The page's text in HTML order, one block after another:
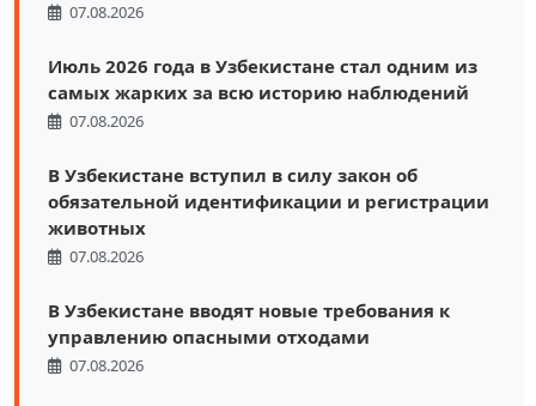
07.08.2026
Июль 2026 года в Узбекистане стал одним из
самых жарких за всю историю наблюдений
07.08.2026
В Узбекистане вступил в силу закон об
обязательной идентификации и регистрации
животных
07.08.2026
В Узбекистане вводят новые требования к
управлению опасными отходами
07.08.2026